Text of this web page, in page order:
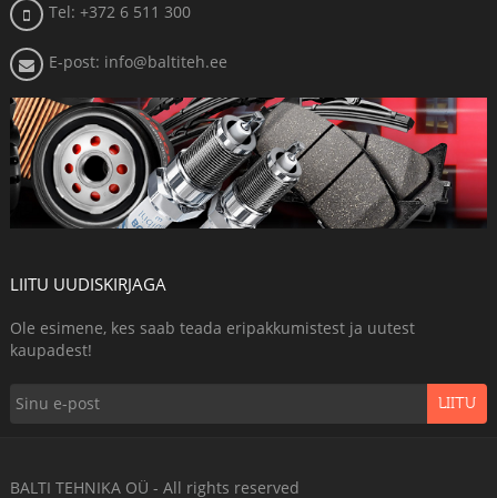
Tel: +372 6 511 300
E-post: info@baltiteh.ee
LIITU UUDISKIRJAGA
Ole esimene, kes saab teada eripakkumistest ja uutest
kaupadest!
LIITU
BALTI TEHNIKA OÜ - All rights reserved